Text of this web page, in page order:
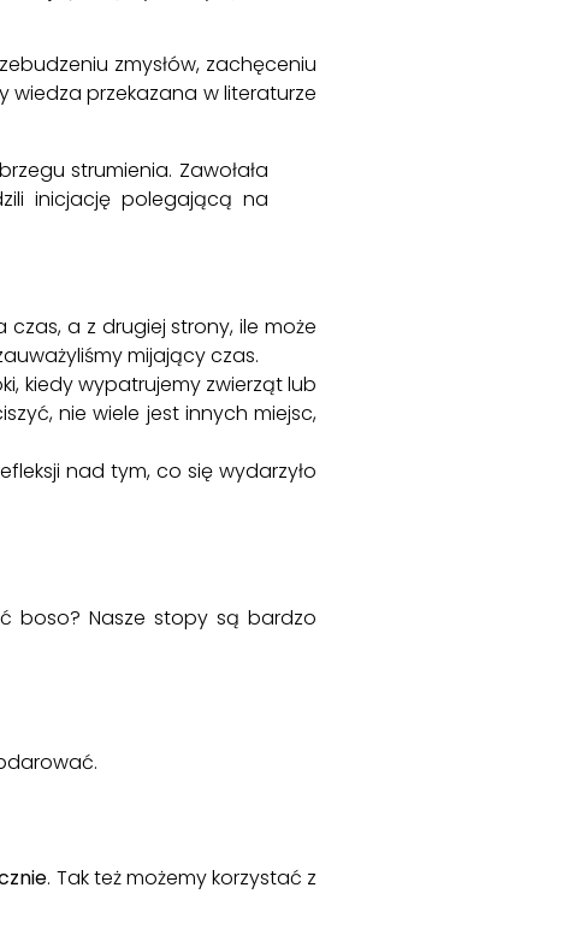
zmysłów, zachęceniu
wiedza przekazana w literaturze
strumienia. Zawołała
inicjację polegającą na
czas, a z drugiej strony, ile może
mijający czas.
kiedy wypatrujemy zwierząt lub
nie wiele jest innych miejsc,
nad tym, co się wydarzyło
boso? Nasze stopy są bardzo
. Tak też możemy korzystać z